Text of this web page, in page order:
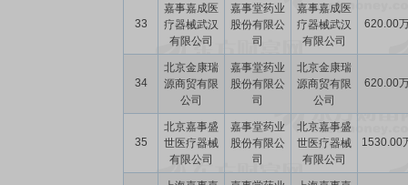
33
嘉事嘉成医
疗器械武汉
有限公司
嘉事堂药业
股份有限公
司
嘉事嘉成医
疗器械武汉
有限公司
620.00
34
北京金康瑞
源商贸有限
公司
嘉事堂药业
股份有限公
司
北京金康瑞
源商贸有限
公司
620.00
35
北京嘉事盛
世医疗器械
有限公司
嘉事堂药业
股份有限公
司
北京嘉事盛
世医疗器械
有限公司
1530.00